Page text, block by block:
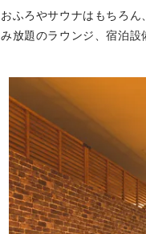
おふろやサウナはもちろ
み放題のラウンジ、宿泊設